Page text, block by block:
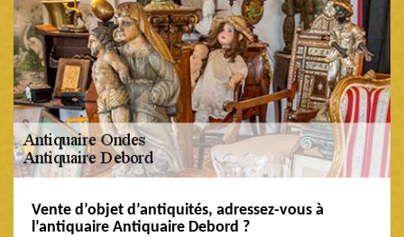
Vente d’objet d’antiquités, adressez-vous à
l’antiquaire Antiquaire Debord ?